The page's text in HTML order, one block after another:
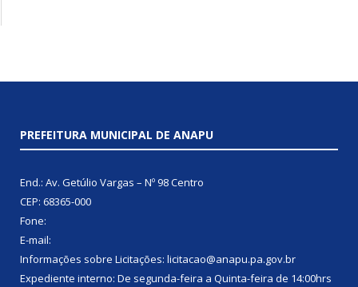
PREFEITURA MUNICIPAL DE ANAPU
End.: Av. Getúlio Vargas – Nº 98 Centro
CEP: 68365-000
Fone:
E-mail:
Informações sobre Licitações: licitacao@anapu.pa.gov.br
Expediente interno: De segunda-feira a Quinta-feira de 14:00hrs